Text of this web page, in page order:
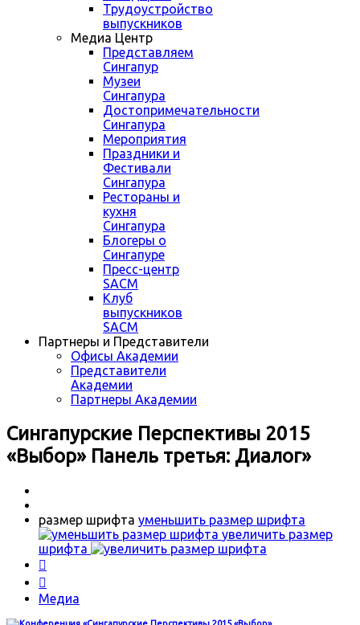
Трудоустройство
выпускников
Медиа Центр
Представляем
Сингапур
Музеи
Сингапура
Достопримечательности
Сингапура
Мероприятия
Праздники и
Фестивали
Сингапура
Рестораны и
кухня
Сингапура
Блогеры о
Сингапуре
Пресс-центр
SACM
Клуб
выпускников
SACM
Партнеры и Представители
Офисы Академии
Представители
Академии
Партнеры Академии
Сингапурские Перспективы 2015
«Выбор» Панель третья: Диалог»
размер шрифта уменьшить размер шрифта
увеличить размер
шрифта


Медиа